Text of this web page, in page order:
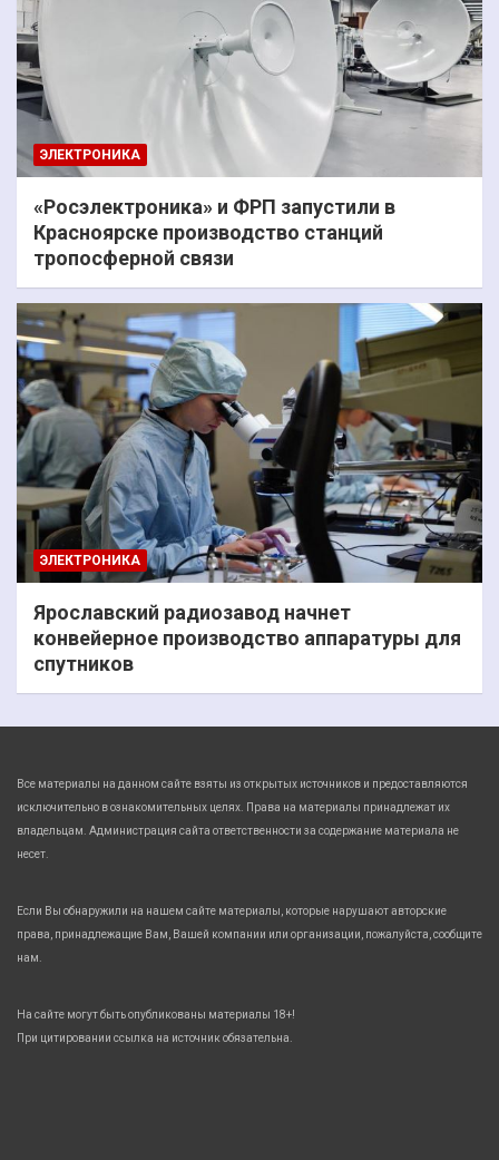
ЭЛЕКТРОНИКА
«Росэлектроника» и ФРП запустили в
Красноярске производство станций
тропосферной связи
ЭЛЕКТРОНИКА
Ярославский радиозавод начнет
конвейерное производство аппаратуры для
спутников
Все материалы на данном сайте взяты из открытых источников и предоставляются
исключительно в ознакомительных целях. Права на материалы принадлежат их
владельцам. Администрация сайта ответственности за содержание материала не
несет.
Если Вы обнаружили на нашем сайте материалы, которые нарушают авторские
права, принадлежащие Вам, Вашей компании или организации, пожалуйста, сообщите
нам.
На сайте могут быть опубликованы материалы 18+!
При цитировании ссылка на источник обязательна.